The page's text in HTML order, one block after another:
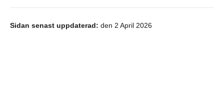
Sidan senast uppdaterad: den 2 April 2026